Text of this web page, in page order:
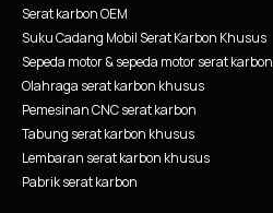
Serat karbon OEM
Suku Cadang Mobil Serat Karbon Khusus
Sepeda motor & sepeda motor serat
Olahraga serat karbon khusus
Pemesinan CNC serat karbon
Tabung serat karbon khusus
Lembaran serat karbon khusus
Pabrik serat karbon